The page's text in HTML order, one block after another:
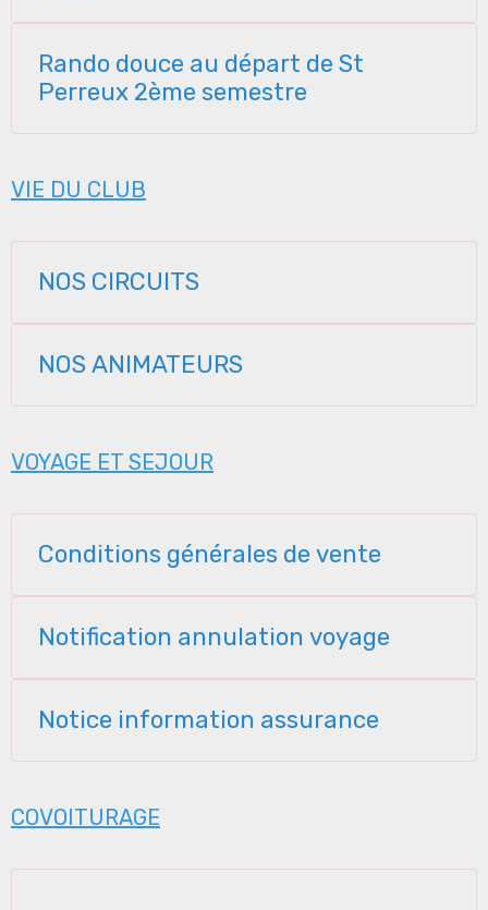
Rando douce au départ de St
Perreux 2ème semestre
VIE DU CLUB
NOS CIRCUITS
NOS ANIMATEURS
VOYAGE ET SEJOUR
Conditions générales de vente
Notification annulation voyage
Notice information assurance
COVOITURAGE